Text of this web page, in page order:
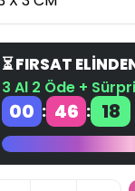
⏳ FIRSAT
3 Al 2 Öde +
00 : 46 : 18